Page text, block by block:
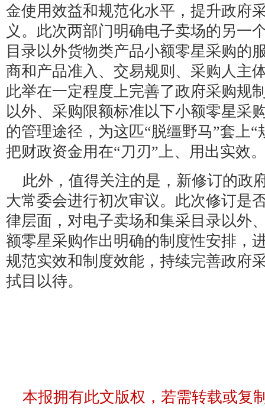
金使用效益和规范化水平，提升政府
义。此次两部门明确电子卖场的另一
目录以外货物类产品小额零星采购的
商和产品准入、交易规则、采购人主
此举在一定程度上完善了政府采购规
以外、采购限额标准以下小额零星采
的管理途径，为这匹“脱缰野马”套上
把财政资金用在“刀刃”上、用出实效
此外，值得关注的是，新修订的政
大常委会进行初次审议。此次修订是
律层面，对电子卖场和集采目录以外
额零星采购作出明确的制度性安排，
规范实效和制度效能，持续完善政府
拭目以待。
本报拥有此文版权，若需转载或复